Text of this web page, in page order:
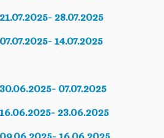
28.07.2025
14.07.2025
07.07.2025
23.06.2025